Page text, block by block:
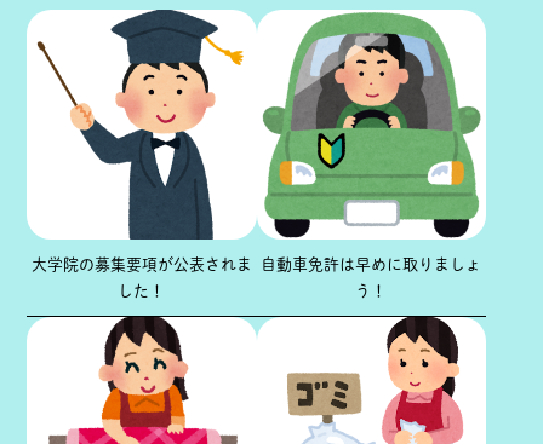
大学院の募集要項が公表されま
した！
自動車免許は早めに取りましょ
う！